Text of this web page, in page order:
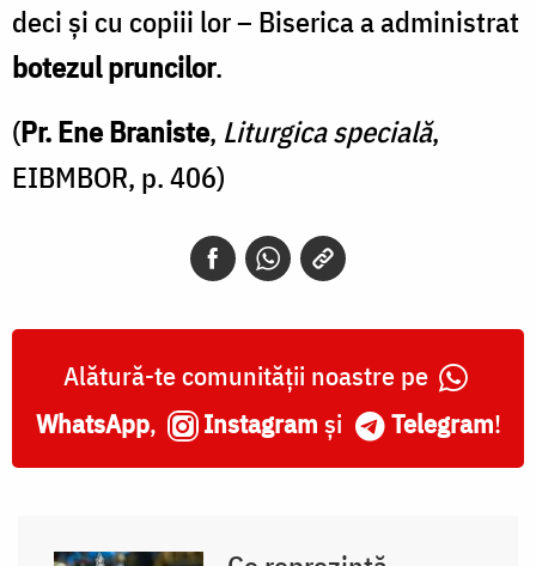
deci și cu copiii lor – Biserica a administrat
botezul pruncilor.
(Pr. Ene Braniste, Liturgica specială,
EIBMBOR, p. 406)
Alătură-te comunității noastre pe
WhatsApp, Instagram și Telegram!